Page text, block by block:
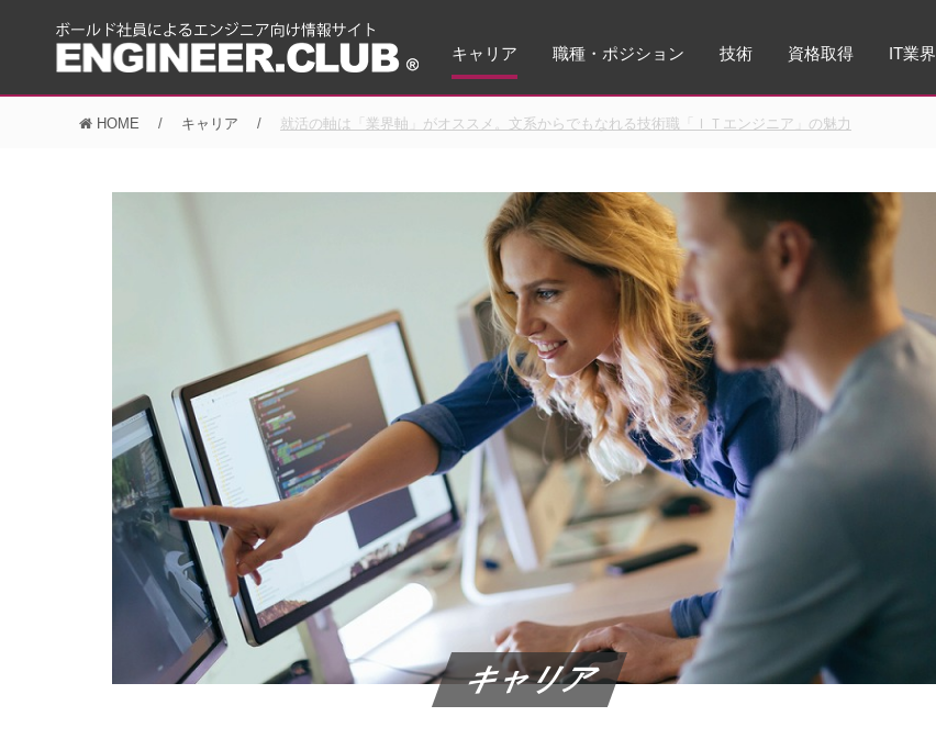
キャリア 職種・ポジション 技術 資格取得 IT業界
HOME キャリア 就活の軸は「業界軸」がオススメ。文系からでもなれる技術職「ＩＴエンジニア」の魅力
キャリア